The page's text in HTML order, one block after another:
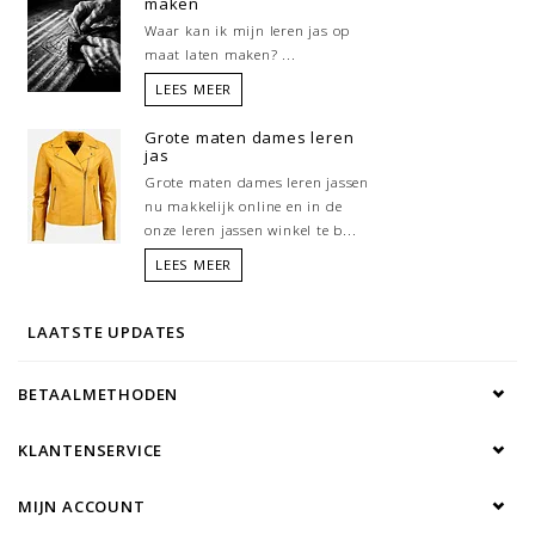
•Pasvorm: Normaal
•Sluiting: Rits
•Voering: 100% polyester
•Zakken: Insteekzakken
Waar kan ik mijn leren jas op
maat laten maken? ...
LEES MEER
Grote maten dames leren
jas
Grote maten dames leren jassen
nu makkelijk online en in de
onze leren jassen winkel te b...
LEES MEER
LAATSTE UPDATES
BETAALMETHODEN
KLANTENSERVICE
MIJN ACCOUNT